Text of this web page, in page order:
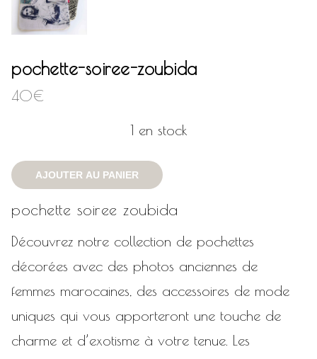
pochette-soiree-zoubida
40€
1 en stock
AJOUTER AU PANIER
pochette soiree zoubida
Découvrez notre collection de pochettes
décorées avec des photos anciennes de
femmes marocaines, des accessoires de mode
uniques qui vous apporteront une touche de
charme et d’exotisme à votre tenue. Les